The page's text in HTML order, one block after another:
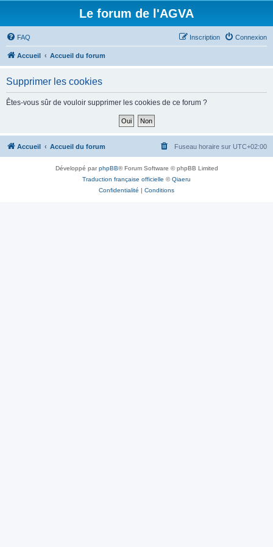
Le forum de l'AGVA
FAQ Connexion
Inscription
Accueil Accueil du forum
Supprimer les cookies
Êtes-vous sûr de vouloir supprimer les cookies de ce forum ?
Accueil Accueil du forum Fuseau horaire sur UTC+02:00
Développé parphpBB® Forum Software © phpBB Limited
Traduction française officielle ©Qiaeru
Confidentialité | Conditions